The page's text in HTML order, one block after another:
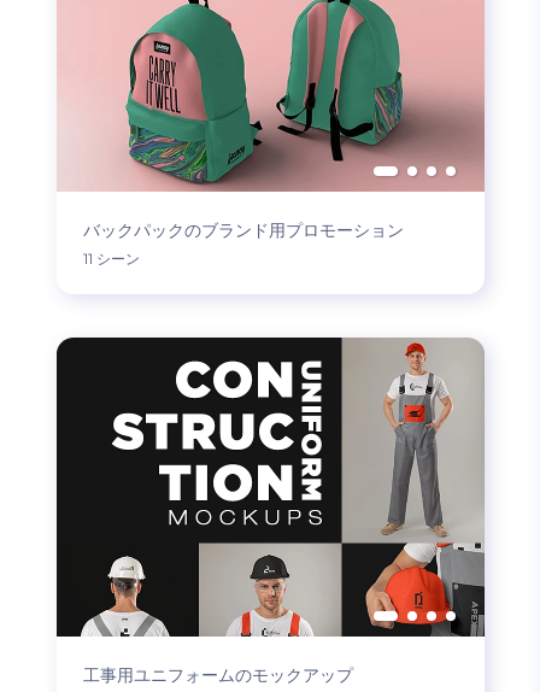
バックパックのブランド用プロモーション
11 シーン
工事用ユニフォームのモックアップ